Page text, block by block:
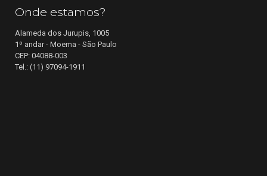
Onde estamos?
Alameda dos Jurupis, 1005
1º andar - Moema - São Paulo
CEP: 04088-003
Tel.: (11) 97094-1911